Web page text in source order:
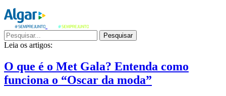
Pesquisar
Leia os artigos:
O que é o Met Gala? Entenda como
funciona o “Oscar da moda”